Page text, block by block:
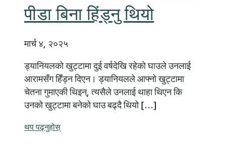
पीडा बिना हिंड्नु थियो
मार्च ४, २०२५
ड्यानियलको खुट्टामा दुई वर्षदेखि रहेको घाउले उनलाई
आरामसँग हिँड्न दिएन। ड्यानियलले आफ्नो खुट्टामा
चेतना गुमाएकी थिइन्, त्यसैले उनलाई थाहा थिएन कि
उनको खुट्टामा बनेको घाउ बढ्दै थियो [...]
थप पढ्नुहोस्